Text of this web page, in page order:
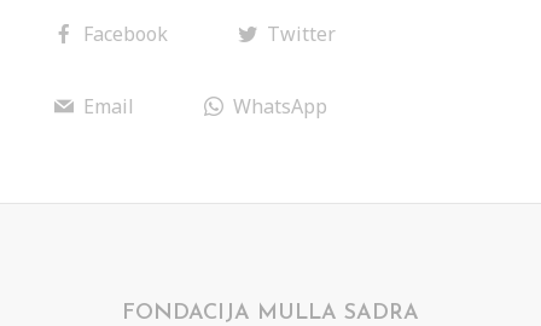
Facebook Twitter
Email WhatsApp
FONDACIJA MULLA SADRA